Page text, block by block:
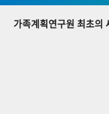
기록물 아카이브
사진 아카이브 문서 기
숫자로 보는
가족계획연구원 최초의